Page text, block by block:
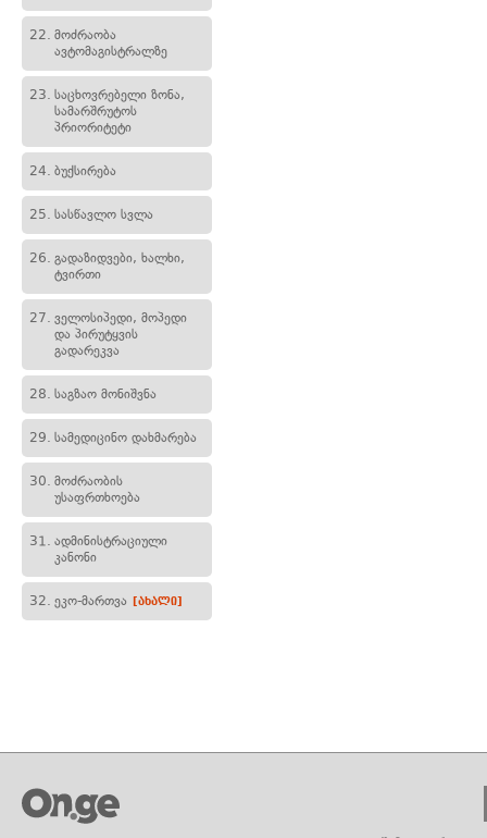
22. მოძრაობა
ავტომაგისტრალზე
23. საცხოვრებელი ზონა,
სამარშრუტოს
პრიორიტეტი
24. ბუქსირება
25. სასწავლო სვლა
26. გადაზიდვები, ხალხი,
ტვირთი
27. ველოსიპედი, მოპედი
და პირუტყვის
გადარეკვა
28. საგზაო მონიშვნა
29. სამედიცინო დახმარება
30. მოძრაობის
უსაფრთხოება
31. ადმინისტრაციული
კანონი
32. ეკო-მართვა [ახალი]